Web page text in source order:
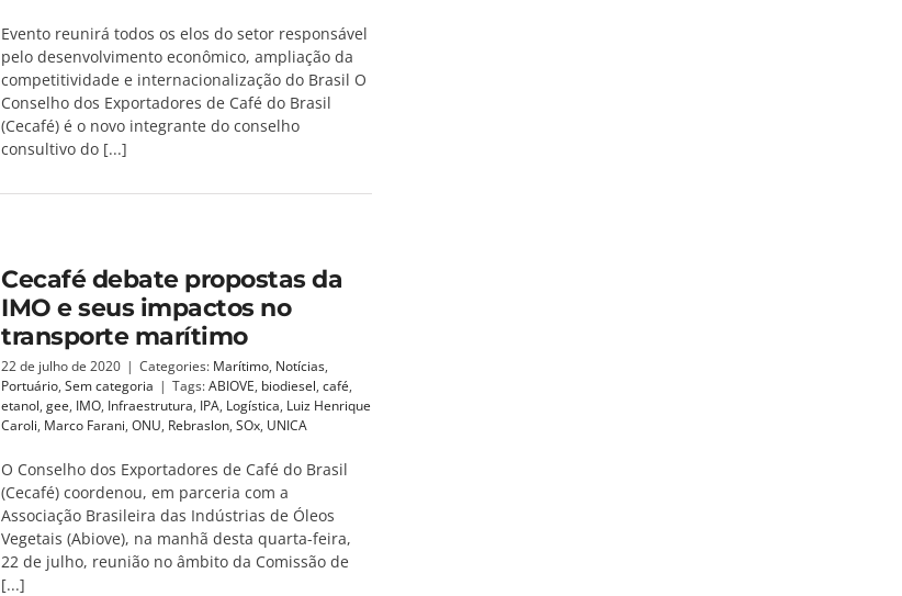
Evento reunirá todos os elos do setor responsável
pelo desenvolvimento econômico, ampliação da
competitividade e internacionalização do Brasil O
Conselho dos Exportadores de Café do Brasil
(Cecafé) é o novo integrante do conselho
consultivo do [...]
Cecafé debate propostas da
IMO e seus impactos no
transporte marítimo
22 de julho de 2020 | Categories: Marítimo, Notícias,
Portuário, Sem categoria | Tags:ABIOVE, biodiesel, café,
etanol, gee, IMO, Infraestrutura, IPA, Logística, Luiz Henrique
Caroli, Marco Farani, ONU, Rebraslon, SOx, UNICA
O Conselho dos Exportadores de Café do Brasil
(Cecafé) coordenou, em parceria com a
Associação Brasileira das Indústrias de Óleos
Vegetais (Abiove), na manhã desta quarta-feira,
22 de julho, reunião no âmbito da Comissão de
[...]